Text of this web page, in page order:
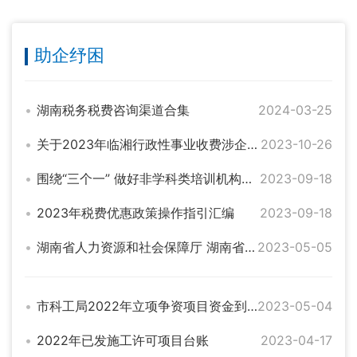
助企纾困
湖南税务税费咨询渠道合集 2024-03-25
关于2023年临湘行政性事业收费涉企行政事业性 收费目录清单通知 2023-10-26
围绕“三个一” 做好非学科类培训机构分类管理 2023-09-18
2023年税费优惠政策操作指引汇编 2023-09-18
湖南省人力资源和社会保障厅 湖南省财政厅 国家税务总局湖南省税务局关于阶段性 降低失业保险、工伤保险费率 有关问题的通知 2023-05-05
市科工局2022年立项争资项目资金到位统计表2023-05-04
2022年已发施工许可项目台账 2023-04-17